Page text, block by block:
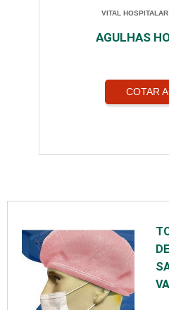
VITAL HOSPITALAR
AGULHAS
COTAR